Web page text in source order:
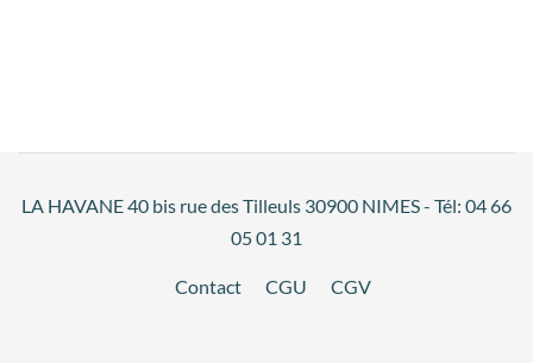
LA HAVANE 40 bis rue des Tilleuls 30900 NIMES - Tél: 04 66
05 01 31
Contact CGU CGV